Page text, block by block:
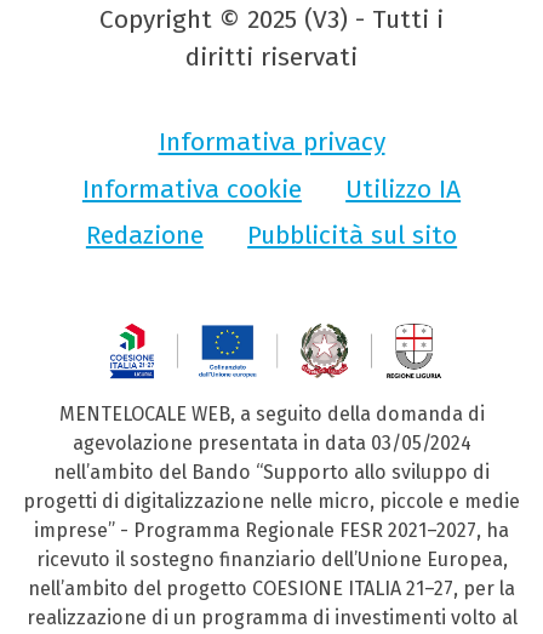
Copyright © 2025 (V3) - Tutti i
diritti riservati
Informativa privacy
Informativa cookie
Utilizzo IA
Redazione
Pubblicità sul sito
MENTELOCALE WEB, a seguito della domanda di
agevolazione presentata in data 03/05/2024
nell’ambito del Bando “Supporto allo sviluppo di
progetti di digitalizzazione nelle micro, piccole e medie
imprese” - Programma Regionale FESR 2021–2027, ha
ricevuto il sostegno finanziario dell’Unione Europea,
nell’ambito del progetto COESIONE ITALIA 21–27, per la
realizzazione di un programma di investimenti volto al